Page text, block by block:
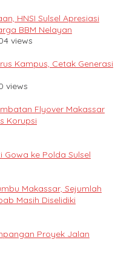
HNSI Sulsel Apresiasi
BBM Nelayan
views
Kampus, Cetak Generasi
views
Flyover Makassar
Korupsi
ke Polda Sulsel
Makassar, Sejumlah
Masih Diselidiki
Proyek Jalan